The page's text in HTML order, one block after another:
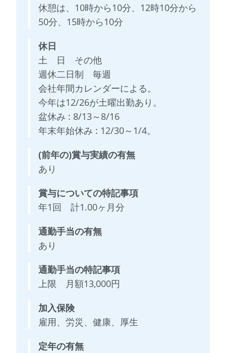
休憩は、10時から10分、12時10分から
50分、15時から10分
休日
土 日 その他
週休二日制 毎週
会社年間カレンダーによる。
今年は12/26が土曜出勤あり。
盆休み : 8/13～8/16
年末年始休み : 12/30～1/4。
(前年の)賞与実績の有無
あり
賞与についての特記事項
年1回 計1.00ヶ月分
通勤手当の有無
あり
通勤手当の特記事項
上限 月額13,000円
加入保険
雇用、労災、健康、厚生
定年の有無